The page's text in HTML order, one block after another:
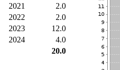
2021
2.0
2022
2.0
2023
12.0
2024
4.0
20.0